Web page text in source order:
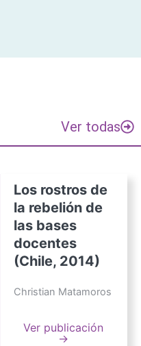
Ver todas
Los rostros de
la rebelión de
las bases
docentes
(Chile, 2014)
Christian Matamoros
Ver publicación
→